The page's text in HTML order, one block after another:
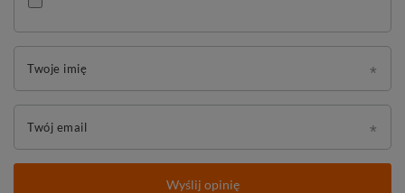
Twoje imię
Twój email
Wyślij opinię